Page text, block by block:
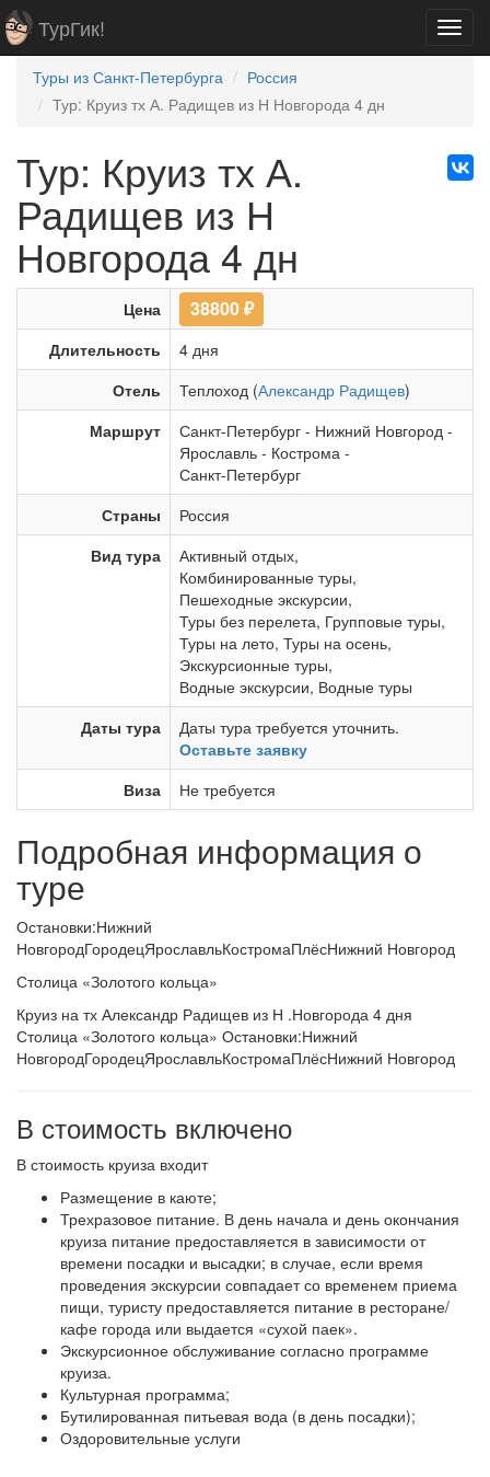
ТурГик!
Туры из Санкт-Петербурга
Россия
Тур: Круиз тх А. Радищев из Н Новгорода 4 дн
Тур: Круиз тх А.
Радищев из Н
Новгорода 4 дн
Цена 38800₽
Длительность
4 дня
Отель
Теплоход (Александр Радищев)
Маршрут
Санкт-Петербург - Нижний Новгород -
Ярославль - Кострома -
Санкт-Петербург
Страны
Россия
Вид тура
Активный отдых,
Комбинированные туры,
Пешеходные экскурсии,
Туры без перелета, Групповые туры,
Туры на лето, Туры на осень,
Экскурсионные туры,
Водные экскурсии, Водные туры
Даты тура
Даты тура требуется уточнить.
Оставьте заявку
Виза
Не требуется
Подробная информация о
туре
Остановки:Нижний
НовгородГородецЯрославльКостромаПлёсНижний Новгород
Столица «Золотого кольца»
Круиз на тх Александр Радищев из Н .Новгорода 4 дня
Столица «Золотого кольца» Остановки:Нижний
НовгородГородецЯрославльКостромаПлёсНижний Новгород
В стоимость включено
В стоимость круиза входит
Размещение в каюте;
Трехразовое питание. В день начала и день окончания
круиза питание предоставляется в зависимости от
времени посадки и высадки; в случае, если время
проведения экскурсии совпадает со временем приема
пищи, туристу предоставляется питание в ресторане/
кафе города или выдается «сухой паек».
Экскурсионное обслуживание согласно программе
круиза.
Культурная программа;
Бутилированная питьевая вода (в день посадки);
Оздоровительные услуги